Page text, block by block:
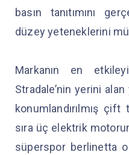
basın tanıtımını
düzey yeteneklerini
Markanın en
Stradale’nin yerini
konumlandırılmış
sıra üç elektrik
süperspor berlinetta